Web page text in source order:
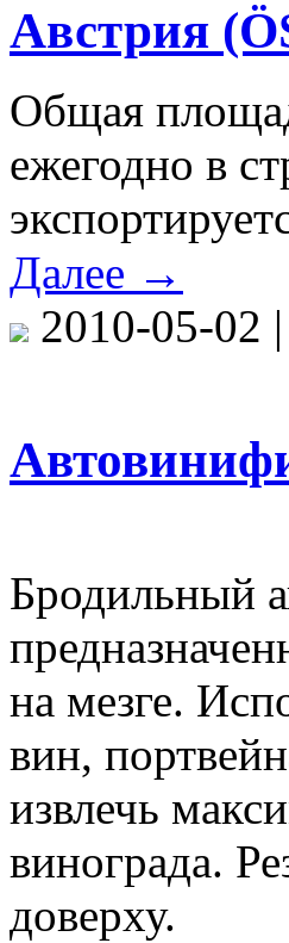
Австрия
Общая
ежегодно в
Далее →
2010-05-02 |
Бродильный
на мезге.
вин,
извлечь
винограда.
доверху.